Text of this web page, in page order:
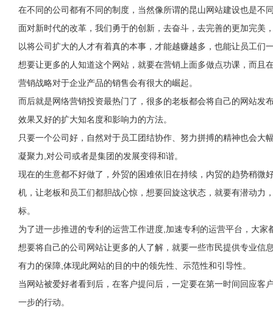
在不同的公司都有不同的制度，当然像所谓的昆山网站建设也是不
面对新时代的改革，我们勇于的创新，去奋斗，去完善的更加完美
以将公司扩大的人才有着真的本事，才能越赚越多，也能让员工们
想要让更多的人知道这个网站，就要在营销上面多做点功课，而且
营销战略对于企业产品的销售会有很大的崛起。
而后就是网络营销投资最热门了，很多的老板都会将自己的网站发
效果又好的扩大知名度和影响力的方法。
只要一个公司好，自然对于员工团结协作、努力拼搏的精神也会大
凝聚力,对公司或者是集团的发展变得和谐。
现在的生意都不好做了，外贸的困难依旧在持续，内贸的趋势稍微
机，让老板和员工们都胆战心惊，想要回旋这状态，就要有潜动力
标。
为了进一步推进的专利的运营工作进度,加速专利的运营平台，大
想要将自己的公司网站让更多的人了解，就要一些市民提供专业信
有力的保障,体现此网站的目的中的领先性、示范性和引导性。
当网站被爱好者看到后，在客户提问后，一定要在第一时间回应客
一步的行动。